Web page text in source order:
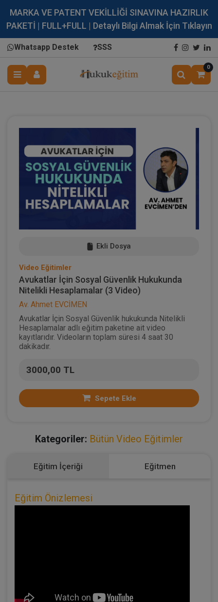
MARKA VE PATENT VEKİLLİĞİ SINAVINA HAZIRLIK
PAKETİ | FULL+FULL | Detaylı Bilgi Almak İçin Tıklayın
Whatsapp Destek SSS
0
Ekli Dosya
Video Eğitimler
Avukatlar İçin Sosyal Güvenlik Hukukunda
Nitelikli Hesaplamalar (3 Video)
Av. Ahmet EVCİMEN
Avukatlar İçin Sosyal Güvenlik hukukunda Nitelikli
Hesaplamalar adlı eğitim paketine ait video
kayıtlarıdır. Videoların toplam süresi 4 saat 30
dakikadır.
3000,00 TL
Sepete Ekle
Kategoriler: Bütün Video Eğitimler
Eğitim İçeriği Eğitmen
Eğitim Önizlemesi